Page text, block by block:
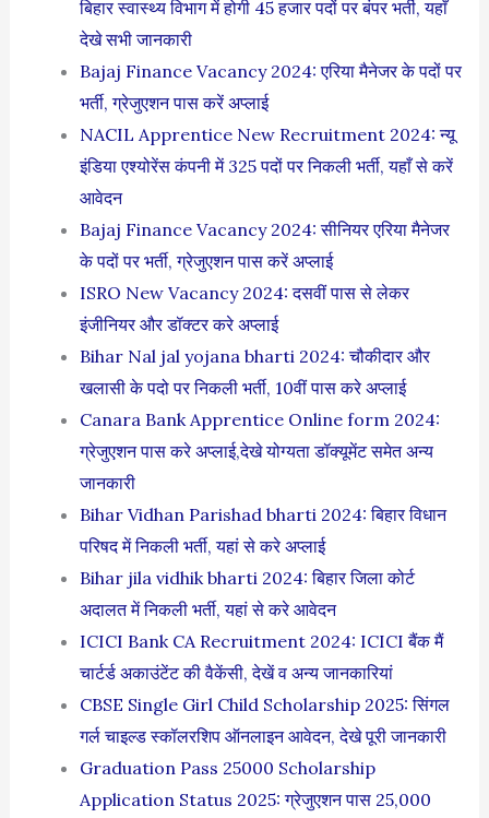
बिहार स्वास्थ्य विभाग में होगी 45 हजार पदों पर बंपर भर्ती, यहाँ
देखे सभी जानकारी
Bajaj Finance Vacancy 2024: एरिया मैनेजर के पदों पर
भर्ती, ग्रेजुएशन पास करें अप्लाई
NACIL Apprentice New Recruitment 2024: न्यू
इंडिया एश्योरेंस कंपनी में 325 पदों पर निकली भर्ती, यहाँ से करें
आवेदन
Bajaj Finance Vacancy 2024: सीनियर एरिया मैनेजर
के पदों पर भर्ती, ग्रेजुएशन पास करें अप्लाई
ISRO New Vacancy 2024: दसवीं पास से लेकर
इंजीनियर और डॉक्टर करे अप्लाई
Bihar Nal jal yojana bharti 2024: चौकीदार और
खलासी के पदो पर निकली भर्ती, 10वीं पास करे अप्लाई
Canara Bank Apprentice Online form 2024:
ग्रेजुएशन पास करे अप्लाई,देखे योग्यता डॉक्यूमेंट समेत अन्य
जानकारी
Bihar Vidhan Parishad bharti 2024: बिहार विधान
परिषद में निकली भर्ती, यहां से करे अप्लाई
Bihar jila vidhik bharti 2024: बिहार जिला कोर्ट
अदालत में निकली भर्ती, यहां से करे आवेदन
ICICI Bank CA Recruitment 2024: ICICI बैंक मैं
चार्टर्ड अकाउंटेंट की वैकेंसी, देखें व अन्य जानकारियां
CBSE Single Girl Child Scholarship 2025: सिंगल
गर्ल चाइल्ड स्कॉलरशिप ऑनलाइन आवेदन, देखे पूरी जानकारी
Graduation Pass 25000 Scholarship
Application Status 2025: ग्रेजुएशन पास 25,000